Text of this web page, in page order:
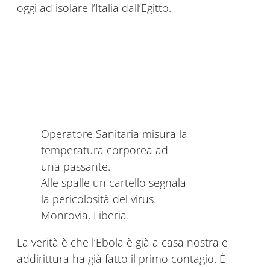
oggi ad isolare l’Italia dall’Egitto.
Operatore Sanitaria misura la
temperatura corporea ad
una passante.
Alle spalle un cartello segnala
la pericolosità del virus.
Monrovia, Liberia.
La verità è che l’Ebola è già a casa nostra e
addirittura ha già fatto il primo contagio. È